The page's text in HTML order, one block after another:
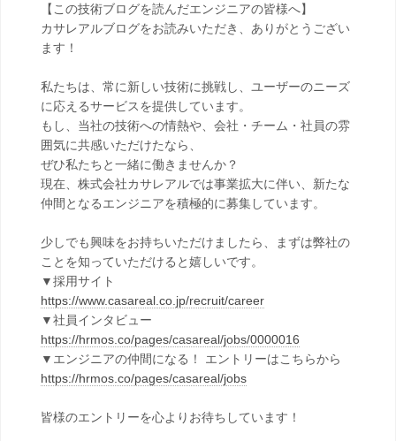
【この技術ブログを読んだエンジニアの皆様へ】
カサレアルブログをお読みいただき、ありがとうござい
ます！
私たちは、常に新しい技術に挑戦し、ユーザーのニーズ
に応えるサービスを提供しています。
もし、当社の技術への情熱や、会社・チーム・社員の雰
囲気に共感いただけたなら、
ぜひ私たちと一緒に働きませんか？
現在、株式会社カサレアルでは事業拡大に伴い、新たな
仲間となるエンジニアを積極的に募集しています。
少しでも興味をお持ちいただけましたら、まずは弊社の
ことを知っていただけると嬉しいです。
▼採用サイト
https://www.casareal.co.jp/recruit/career
▼社員インタビュー
https://hrmos.co/pages/casareal/jobs/0000016
▼エンジニアの仲間になる！ エントリーはこちらから
https://hrmos.co/pages/casareal/jobs
皆様のエントリーを心よりお待ちしています！